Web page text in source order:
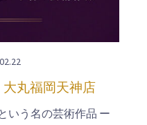
大丸福岡天神店
いう名の芸術作品 ー